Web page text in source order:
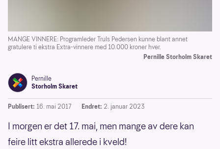
MANGE VINNERE: Programleder Truls Pedersen kunne blant annet
gratulere ti ekstra Extra-vinnere med 10.000 kroner hver.
Pernille Storholm Skaret
Pernille
Storholm Skaret
Publisert: 16. mai 2017 Endret: 2. januar 2023
I morgen er det 17. mai, men mange av dere kan
feire litt ekstra allerede i kveld!